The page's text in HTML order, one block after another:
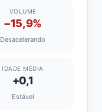
VOLUME
−15,9%
Desacelerando
IDADE MÉDIA
+0,1
Estável